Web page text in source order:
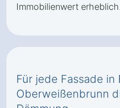
Immobilienwert erheblich.
Für jede Fassade in
Oberweißenbrunn